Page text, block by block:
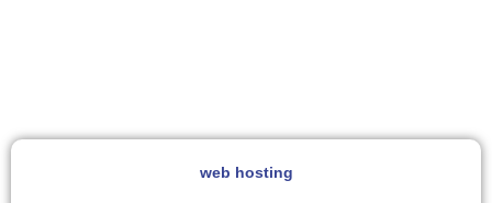
web hosting